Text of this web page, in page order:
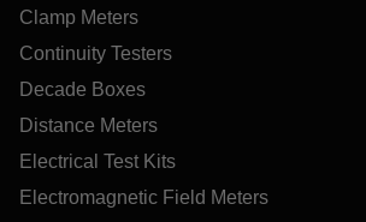
Clamp Meters
Continuity Testers
Decade Boxes
Distance Meters
Electrical Test Kits
Electromagnetic Field Meters